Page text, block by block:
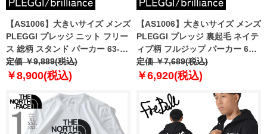
【AS1006】大きいサイズ メンズ
PLEGGI プレッジ ニット フリー
ス 総柄 スタンド パーカー 63-
80212-2
定価 ￥9,889(税込)
￥8,900(税込)
【AS1006】大きいサイズ メンズ
PLEGGI プレッジ 裏起毛 ネイテ
ィブ柄 フルジップ パーカー 63-
80892-2
定価 ￥7,689(税込)
￥6,920(税込)